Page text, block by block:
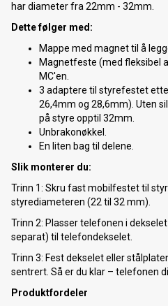
har diameter fra 22mm - 32mm.
Dette følger med:
Mappe med magnet til å
Magnetfeste (med fleksibel
MC'en.
3 adaptere til styrefestet
26,4mm og 28,6mm). Uten
på styre opptil 32mm.
Unbrakonøkkel.
En liten bag til delene.
Slik monterer du:
Trinn 1: Skru fast mobilfestet til
styrediameteren (22 til 32 mm).
Trinn 2: Plasser telefonen i
separat) til telefondekselet.
Trinn 3: Fest dekselet eller
sentrert. Så er du klar – telefonen
Produktfordeler